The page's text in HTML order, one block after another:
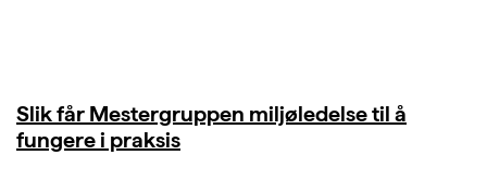
Slik får Mestergruppen miljøledelse til å
fungere i praksis